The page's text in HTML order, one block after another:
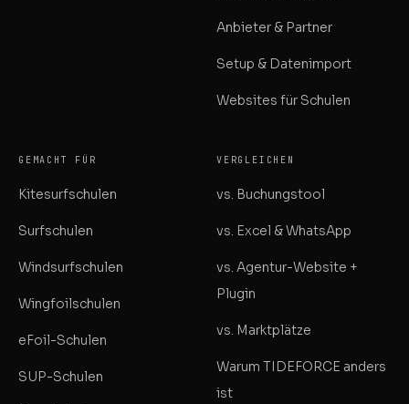
Anbieter & Partner
Setup & Datenimport
Websites für Schulen
GEMACHT FÜR
Kitesurfschulen
Surfschulen
Windsurfschulen
Wingfoilschulen
eFoil-Schulen
SUP-Schulen
VERGLEICHEN
vs. Buchungstool
vs. Excel & WhatsApp
vs. Agentur-Website +
Plugin
vs. Marktplätze
Warum TIDEFORCE anders
ist